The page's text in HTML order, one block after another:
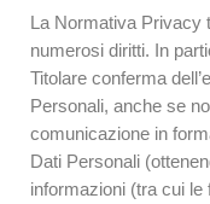
La Normativa Privacy
numerosi diritti. In
Titolare conferma
Personali, anche se
comunicazione in
Dati Personali
informazioni (tra cui le